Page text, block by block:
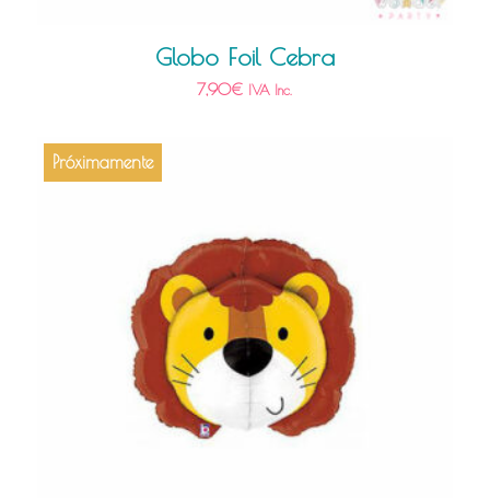
Globo Foil Cebra
7,90€ IVA Inc.
Próximamente